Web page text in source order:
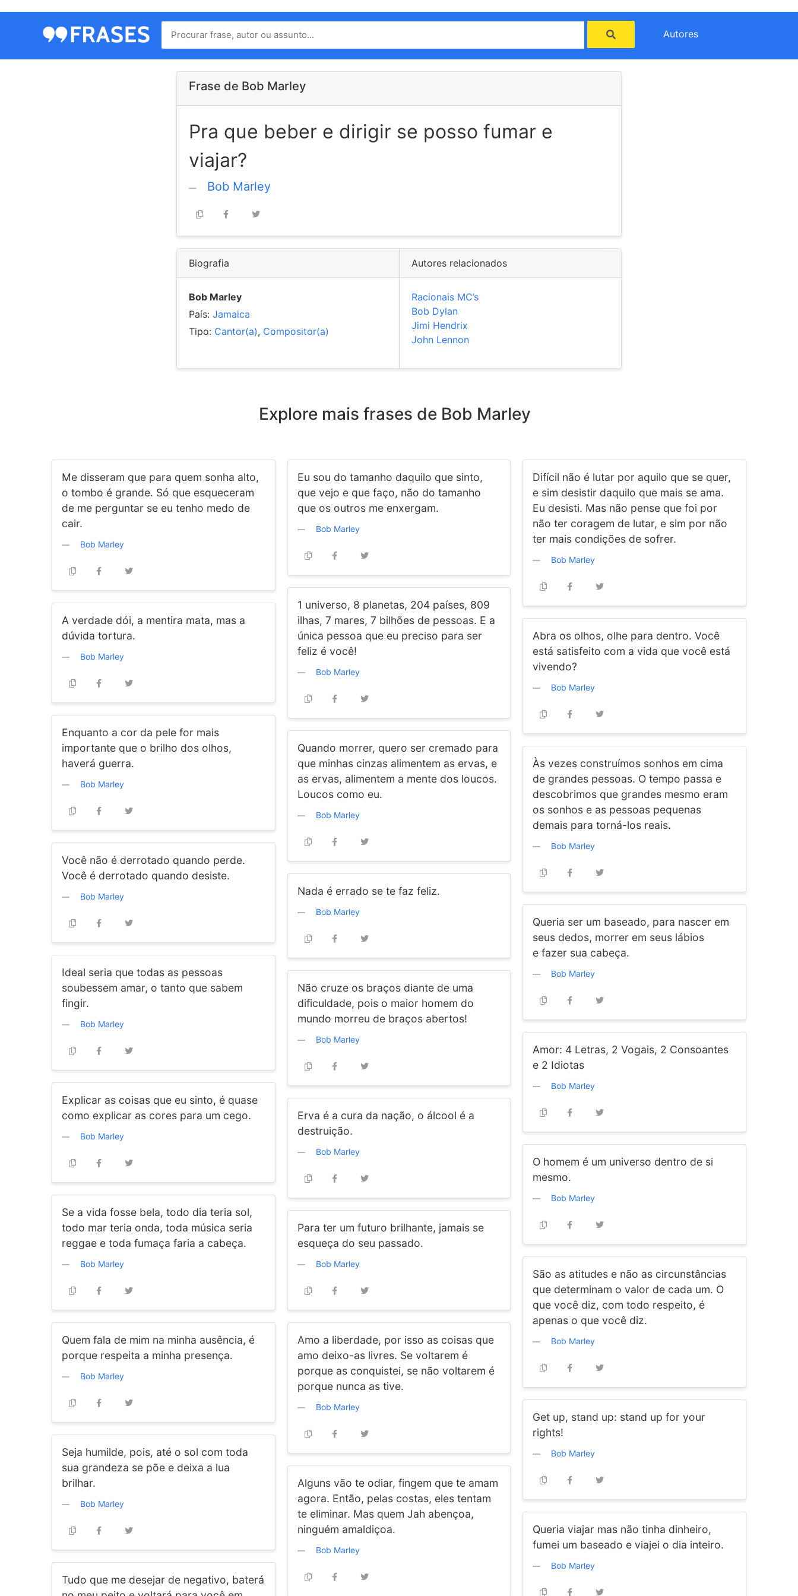
Autores
Menu
Frase de Bob Marley
Pra que beber e dirigir se posso fumar e
viajar?
Bob Marley
Biografia
Bob Marley
País: Jamaica
Tipo: Cantor(a), Compositor(a)
Autores relacionados
Racionais MC’s
Bob Dylan
Jimi Hendrix
John Lennon
Explore mais frases de Bob Marley
Me disseram que para quem sonha alto,
o tombo é grande. Só que esqueceram
de me perguntar se eu tenho medo de
cair.
Bob Marley
A verdade dói, a mentira mata, mas a
dúvida tortura.
Bob Marley
Enquanto a cor da pele for mais
importante que o brilho dos olhos,
haverá guerra.
Bob Marley
Você não é derrotado quando perde.
Você é derrotado quando desiste.
Bob Marley
Ideal seria que todas as pessoas
soubessem amar, o tanto que sabem
fingir.
Bob Marley
Explicar as coisas que eu sinto, é quase
como explicar as cores para um cego.
Bob Marley
Se a vida fosse bela, todo dia teria sol,
todo mar teria onda, toda música seria
reggae e toda fumaça faria a cabeça.
Bob Marley
Quem fala de mim na minha ausência, é
porque respeita a minha presença.
Bob Marley
Seja humilde, pois, até o sol com toda
sua grandeza se põe e deixa a lua
brilhar.
Bob Marley
Tudo que me desejar de negativo, baterá
Eu sou do tamanho daquilo que sinto,
que vejo e que faço, não do tamanho
que os outros me enxergam.
Bob Marley
1 universo, 8 planetas, 204 países, 809
ilhas, 7 mares, 7 bilhões de pessoas. E a
única pessoa que eu preciso para ser
feliz é você!
Bob Marley
Quando morrer, quero ser cremado para
que minhas cinzas alimentem as ervas, e
as ervas, alimentem a mente dos loucos.
Loucos como eu.
Bob Marley
Nada é errado se te faz feliz.
Bob Marley
Não cruze os braços diante de uma
dificuldade, pois o maior homem do
mundo morreu de braços abertos!
Bob Marley
Erva é a cura da nação, o álcool é a
destruição.
Bob Marley
Para ter um futuro brilhante, jamais se
esqueça do seu passado.
Bob Marley
Amo a liberdade, por isso as coisas que
amo deixo-as livres. Se voltarem é
porque as conquistei, se não voltarem é
porque nunca as tive.
Bob Marley
Alguns vão te odiar, fingem que te amam
agora. Então, pelas costas, eles tentam
te eliminar. Mas quem Jah abençoa,
ninguém amaldiçoa.
Bob Marley
Difícil não é lutar por aquilo que se quer,
e sim desistir daquilo que mais se ama.
Eu desisti. Mas não pense que foi por
não ter coragem de lutar, e sim por não
ter mais condições de sofrer.
Bob Marley
Abra os olhos, olhe para dentro. Você
está satisfeito com a vida que você está
vivendo?
Bob Marley
Às vezes construímos sonhos em cima
de grandes pessoas. O tempo passa e
descobrimos que grandes mesmo eram
os sonhos e as pessoas pequenas
demais para torná-los reais.
Bob Marley
Queria ser um baseado, para nascer em
seus dedos, morrer em seus lábios
e fazer sua cabeça.
Bob Marley
Amor: 4 Letras, 2 Vogais, 2 Consoantes
e 2 Idiotas
Bob Marley
O homem é um universo dentro de si
mesmo.
Bob Marley
São as atitudes e não as circunstâncias
que determinam o valor de cada um. O
que você diz, com todo respeito, é
apenas o que você diz.
Bob Marley
Get up, stand up: stand up for your
rights!
Bob Marley
Queria viajar mas não tinha dinheiro,
fumei um baseado e viajei o dia inteiro.
Bob Marley